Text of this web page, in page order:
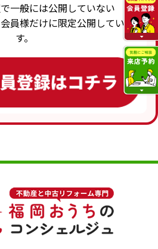
一般には公開していない
員様だけに限定公開していま
す。